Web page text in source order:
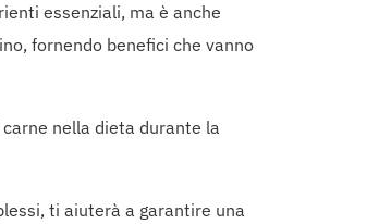
essenziali, ma è anche
fornendo benefici che vanno
nella dieta durante la
ti aiuterà a garantire una